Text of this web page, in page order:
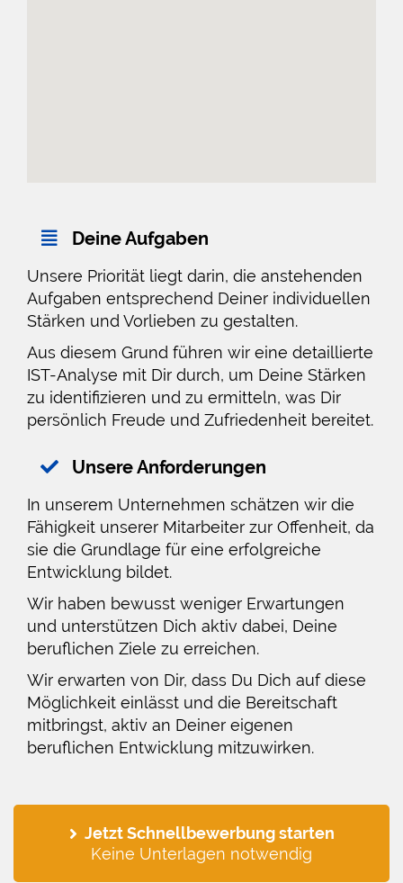
Deine Aufgaben
Unsere Priorität liegt darin, die anstehenden
Aufgaben entsprechend Deiner individuellen
Stärken und Vorlieben zu gestalten.
Aus diesem Grund führen wir eine detaillierte
IST-Analyse mit Dir durch, um Deine Stärken
zu identifizieren und zu ermitteln, was Dir
persönlich Freude und Zufriedenheit bereitet.
Unsere Anforderungen
In unserem Unternehmen schätzen wir die
Fähigkeit unserer Mitarbeiter zur Offenheit, da
sie die Grundlage für eine erfolgreiche
Entwicklung bildet.
Wir haben bewusst weniger Erwartungen
und unterstützen Dich aktiv dabei, Deine
beruflichen Ziele zu erreichen.
Wir erwarten von Dir, dass Du Dich auf diese
Möglichkeit einlässt und die Bereitschaft
mitbringst, aktiv an Deiner eigenen
beruflichen Entwicklung mitzuwirken.
Jetzt Schnellbewerbung starten
Keine Unterlagen notwendig